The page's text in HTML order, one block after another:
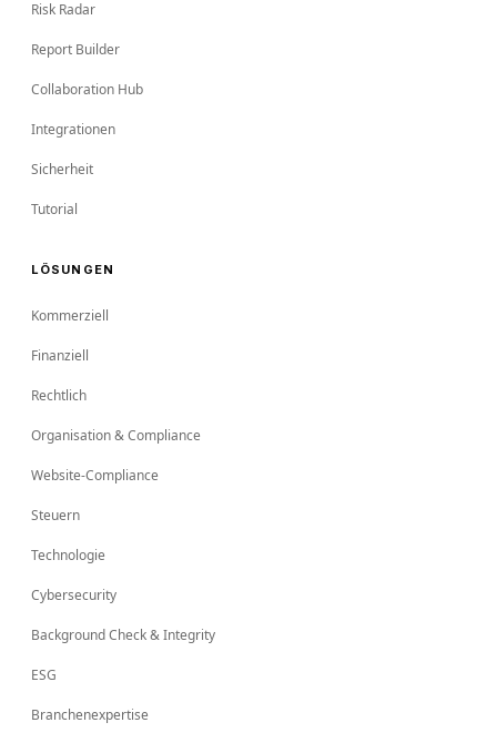
Risk Radar
Report Builder
Collaboration Hub
Integrationen
Sicherheit
Tutorial
LÖSUNGEN
Kommerziell
Finanziell
Rechtlich
Organisation & Compliance
Website-Compliance
Steuern
Technologie
Cybersecurity
Background Check & Integrity
ESG
Branchenexpertise